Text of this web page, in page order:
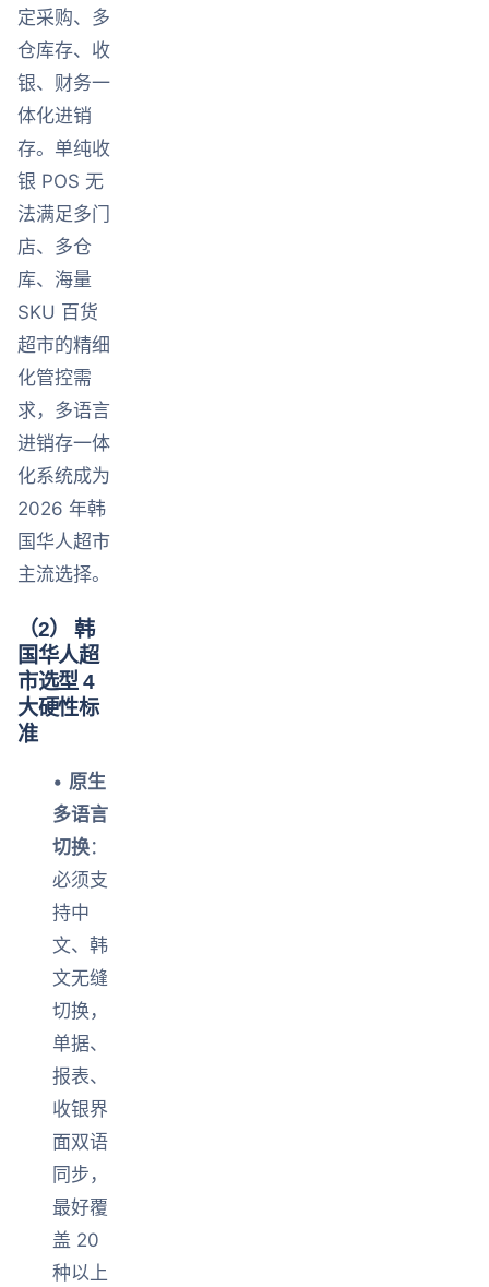
定采购、多
仓库存、收
银、财务一
体化进销
存。单纯收
银 POS 无
法满足多门
店、多仓
库、海量
SKU 百货
超市的精细
化管控需
求，多语言
进销存一体
化系统成为
2026 年韩
国华人超市
主流选择。
（2） 韩
国华人超
市选型 4
大硬性标
准
• 原生
多语言
切换：
必须支
持中
文、韩
文无缝
切换，
单据、
报表、
收银界
面双语
同步，
最好覆
盖 20
种以上